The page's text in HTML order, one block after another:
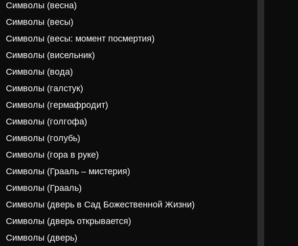
Символы (весна)
Символы (весы)
Символы (весы: момент посмертия)
Символы (висельник)
Символы (вода)
Символы (галстук)
Символы (гермафродит)
Символы (голгофа)
Символы (голубь)
Символы (гора в руке)
Символы (Грааль – мистерия)
Символы (Грааль)
Символы (дверь в Сад Божественной Жизни)
Символы (дверь открывается)
Символы (дверь)